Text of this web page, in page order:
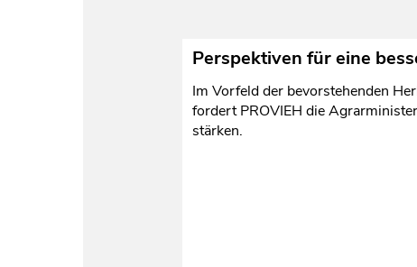
Perspektiven für eine
Im Vorfeld der bevorstehenden
fordert PROVIEH die
stärken.